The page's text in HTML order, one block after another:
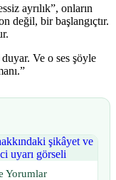
ayrılık”, onların
değil, bir başlangıçtır.
Ve o ses şöyle
Yorumlar